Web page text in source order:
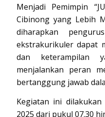
Menjadi Pemimpin
Cibinong yang Lebih
diharapkan
ekstrakurikuler dapat
dan keterampilan
menjalankan peran
bertanggung jawab
Kegiatan ini
2025 dari pukul 07.30